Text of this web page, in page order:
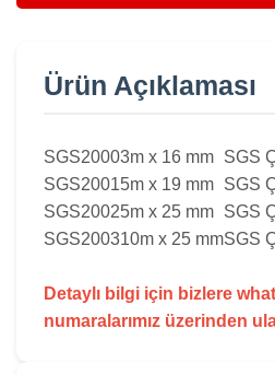
Ürün Açıklaması
SGS20003m x 16 mm SGS
SGS20015m x 19 mm SGS
SGS20025m x 25 mm SGS
SGS200310m x 25 mmSGS
Detaylı bilgi için bizlere
numaralarımız üzerinden